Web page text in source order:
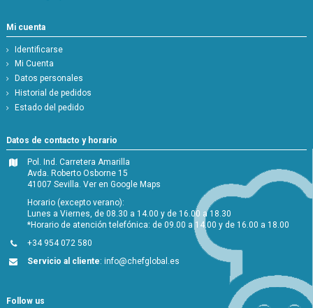
Mi cuenta
Identificarse
Mi Cuenta
Datos personales
Historial de pedidos
Estado del pedido
Datos de contacto y horario
Pol. Ind. Carretera Amarilla
Avda. Roberto Osborne 15
41007 Sevilla.Ver en Google Maps
Horario (excepto verano):
Lunes a Viernes, de 08.30 a 14.00 y de 16.00 a 18.30
*Horario de atención telefónica: de 09.00 a 14.00 y de 16.00 a 18.00
+34 954 072 580
Servicio al cliente:info@chefglobal.es
Follow us